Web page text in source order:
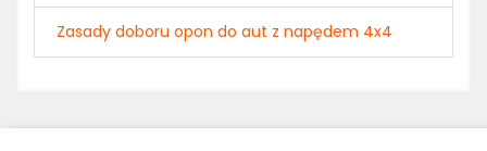
Zasady doboru opon do aut z napędem 4x4